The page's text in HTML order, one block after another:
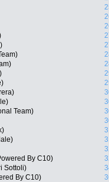
Team)
By C10)
Sottoli)
By C10)